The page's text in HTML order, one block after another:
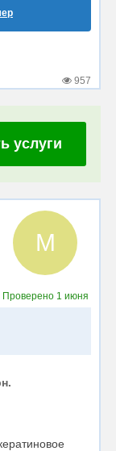
957
услуги
М
Проверено 1 июня